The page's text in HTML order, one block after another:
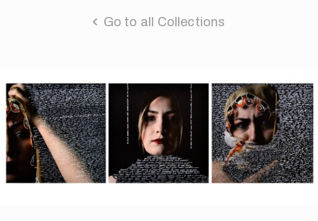
Go to all Collections